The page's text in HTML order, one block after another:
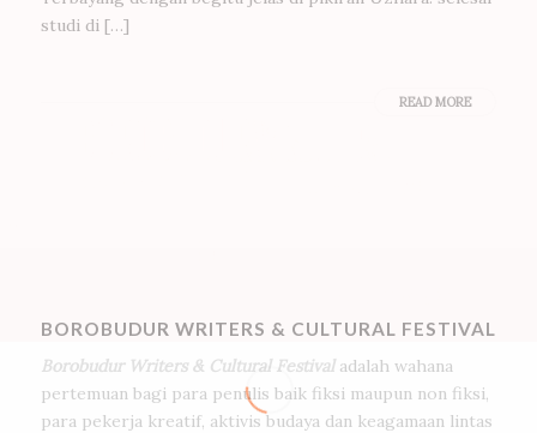
studi di […]
READ MORE
BOROBUDUR WRITERS & CULTURAL FESTIVAL
Borobudur Writers & Cultural Festival adalah wahana
pertemuan bagi para penulis baik fiksi maupun non fiksi,
para pekerja kreatif, aktivis budaya dan keagamaan lintas